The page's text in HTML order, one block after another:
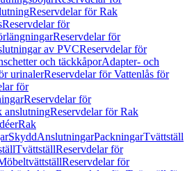
Reservdelar för Rak
Reservdelar för
Reservdelar för
av PVCReservdelar för
och täckkåporAdapter- och
urinalerReservdelar för Vattenlås för
för
Reservdelar för
anslutningReservdelar för Rak
Rak
SkyddAnslutningarPackningarTvättställ
TvättställReservdelar för
Reservdelar för